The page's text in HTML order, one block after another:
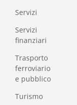
Servizi
Servizi
finanziari
Trasporto
ferroviario
e pubblico
Turismo